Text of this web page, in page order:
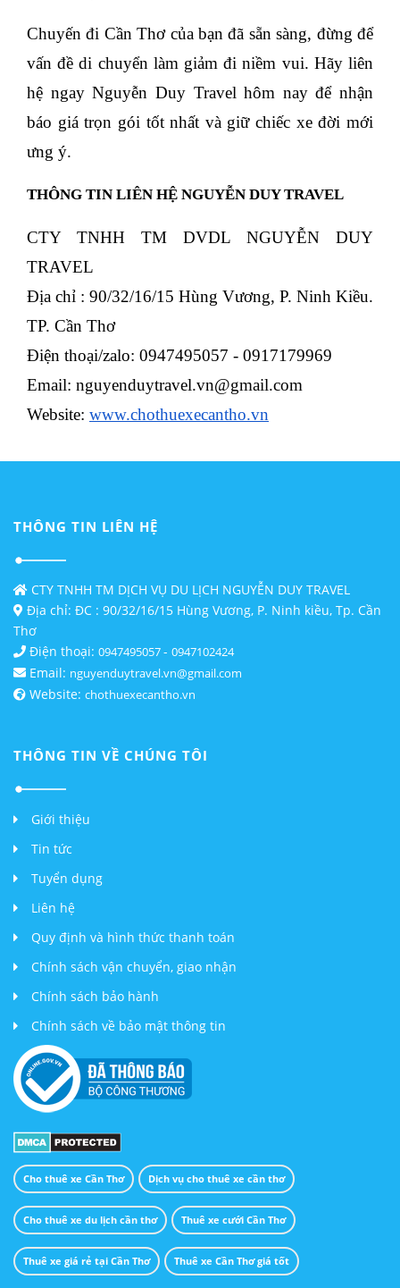
Chuyến đi Cần Thơ của bạn đã sẵn sàng, đừng để
vấn đề di chuyển làm giảm đi niềm vui. Hãy liên
hệ ngay Nguyễn Duy Travel hôm nay để nhận
báo giá trọn gói tốt nhất và giữ chiếc xe đời mới
ưng ý.
THÔNG TIN LIÊN HỆ NGUYỄN DUY TRAVEL
CTY TNHH TM DVDL NGUYỄN DUY
TRAVEL
Địa chỉ : 90/32/16/15 Hùng Vương, P. Ninh Kiều.
TP. Cần Thơ
Điện thoại/zalo: 0947495057 - 0917179969
Email: nguyenduytravel.vn@gmail.com
Website: www.chothuexecantho.vn
THÔNG TIN LIÊN HỆ
CTY TNHH TM DỊCH VỤ DU LỊCH NGUYỄN DUY TRAVEL
Địa chỉ: ĐC : 90/32/16/15 Hùng Vương, P. Ninh kiều, Tp. Cần
Thơ
Điện thoại: 0947495057- 0947102424
Email: nguyenduytravel.vn@gmail.com
Website: chothuexecantho.vn
THÔNG TIN VỀ CHÚNG TÔI
Giới thiệu
Tin tức
Tuyển dụng
Liên hệ
Quy định và hình thức thanh toán
Chính sách vận chuyển, giao nhận
Chính sách bảo hành
Chính sách về bảo mật thông tin
Cho thuê xe Cần Thơ Dịch vụ cho thuê xe cần thơ
Cho thuê xe du lịch cần thơ Thuê xe cưới Cần Thơ
Thuê xe giá rẻ tại Cần Thơ Thuê xe Cần Thơ giá tốt